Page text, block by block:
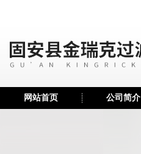
网站首页 公司简介